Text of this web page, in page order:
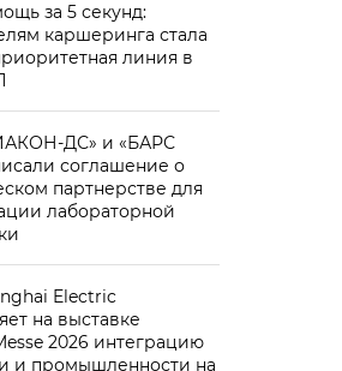
за 5 секунд:
каршеринга стала
линия в
ДС» и «БАРС
соглашение о
партнерстве для
лабораторной
Electric
на выставке
2026 интеграцию
и промышленности на